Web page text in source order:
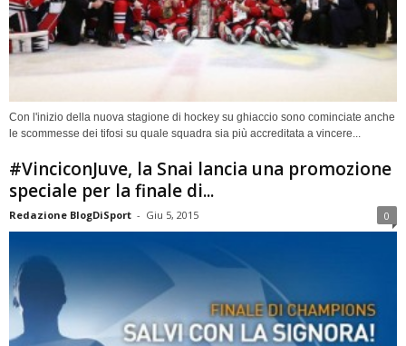
Con l'inizio della nuova stagione di hockey su ghiaccio sono cominciate anche
le scommesse dei tifosi su quale squadra sia più accreditata a vincere...
#VinciconJuve, la Snai lancia una promozione
speciale per la finale di...
Redazione BlogDiSport - Giu 5, 2015 0